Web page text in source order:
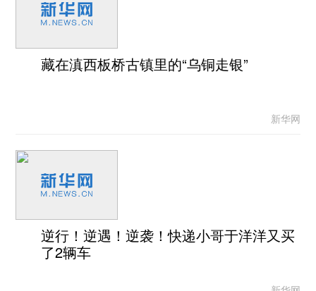
藏在滇西板桥古镇里的“乌铜走银”
新华网
逆行！逆遇！逆袭！快递小哥于洋洋又买
了2辆车